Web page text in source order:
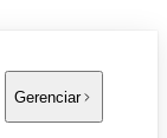
Gerenciar